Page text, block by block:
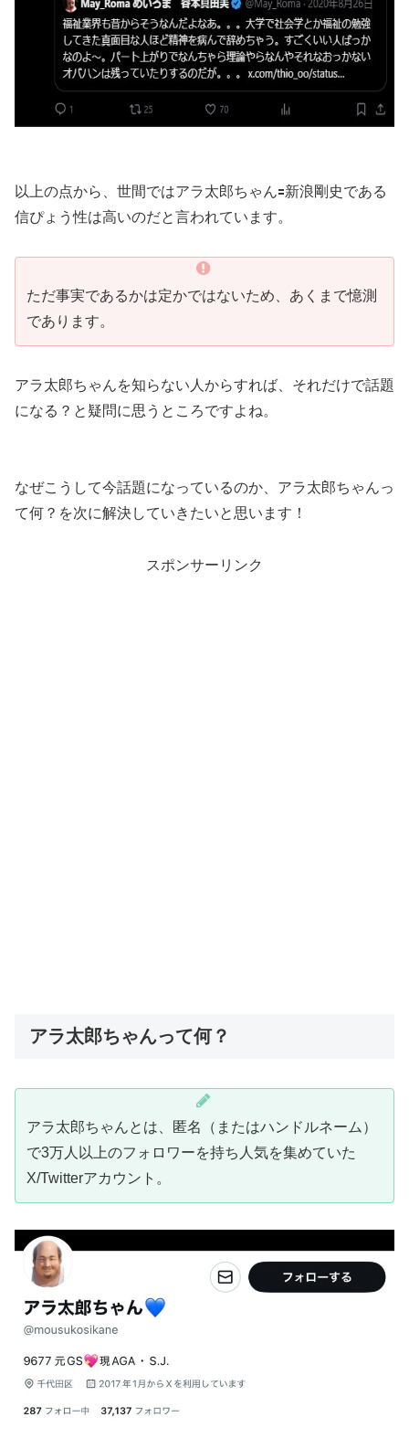
以上の点から、世間ではアラ太郎ちゃん🟰新浪剛史である
信ぴょう性は高いのだと言われています。
ただ事実であるかは定かではないため、あくまで憶測
であります。
アラ太郎ちゃんを知らない人からすれば、それだけで話題
になる？と疑問に思うところですよね。
なぜこうして今話題になっているのか、アラ太郎ちゃんっ
て何？を次に解決していきたいと思います！
スポンサーリンク
アラ太郎ちゃんって何？
アラ太郎ちゃんとは、匿名（またはハンドルネーム）
で3万人以上のフォロワーを持ち人気を集めていた
X/Twitterアカウント。